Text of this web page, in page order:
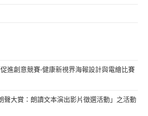
進創意競賽-健康新視界海報設計與電繪比賽
聲大賞：朗讀文本演出影片徵選活動」之活動